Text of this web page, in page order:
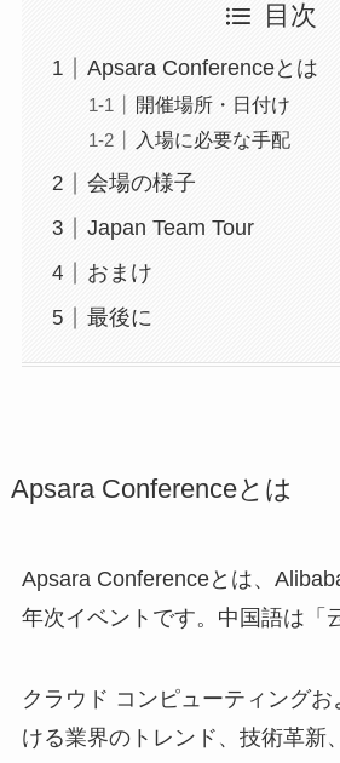
目次
Apsara Conferenceとは
開催場所・日付け
入場に必要な手配
会場の様子
Japan Team Tour
おまけ
最後に
Apsara Conferenceとは
Apsara Conferenceとは、
年次イベントです。中国語は「
クラウド コンピューティング
ける業界のトレンド、技術革新